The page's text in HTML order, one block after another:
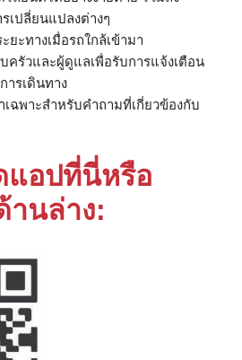
เปลี่ยนแปลงต่างๆ
ยะทางเมื่อรถใกล้เข้ามา
ครัวและผู้ดูแลเพื่อรับการแจ้งเตือน
ารเดินทาง
ฉพาะสำหรับคำถามที่เกี่ยวข้องกับ
แอปที่นี่หรือ
นล่าง: